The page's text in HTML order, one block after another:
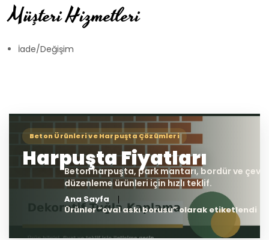
Müşteri Hizmetleri
İade/Değişim
Ana Sayfa
Ürünler “oval askı borusu” olarak etiketlendi